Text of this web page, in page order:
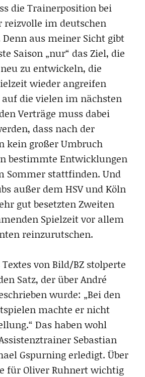
die Trainerposition bei
reizvolle im deutschen
aus meiner Sicht gibt
Saison „nur“ das Ziel, die
zu entwickeln, die
wieder angreifen
die vielen im nächsten
Verträge muss dabei
dass nach der
kein großer Umbruch
bestimmte Entwicklungen
Sommer stattfinden. Und
außer dem HSV und Köln
gut besetzten Zweiten
Spielzeit vor allem
reinzurutschen.
von Bild/BZ stolperte
Satz, der über André
wurde: „Bei den
machte er nicht
Das haben wohl
Sebastian
Gspurning erledigt. Über
für Oliver Ruhnert wichtig